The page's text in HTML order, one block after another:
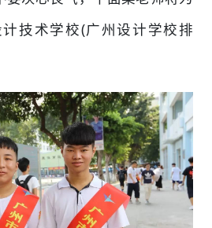
技术学校(广州设计学校排